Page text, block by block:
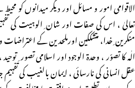
الاقوامی امور و مسائل اور دیگر میدانوں کو
تعالیٰ ، اس کی صفات اور شان ِ الوہیت کی
منکرین ِ خدا، متشککین اورملحدین کے اعتراضات
الٰہ کا تصوّر ، وحدۃ الوجود اور اسلامی تصور
عقل انسانی کی نارسائی ، ایمان بالغیب کی